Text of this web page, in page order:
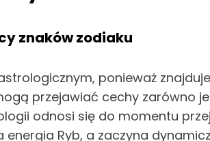
znaków zodiaku
ponieważ
przejawiać cechy zarówno
odnosi się do momentu
Ryb, a zaczyna